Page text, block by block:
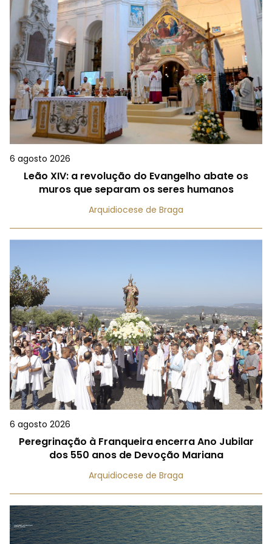
6 agosto 2026
Leão XIV: a revolução do Evangelho abate os
muros que separam os seres humanos
Arquidiocese de Braga
6 agosto 2026
Peregrinação à Franqueira encerra Ano Jubilar
dos 550 anos de Devoção Mariana
Arquidiocese de Braga